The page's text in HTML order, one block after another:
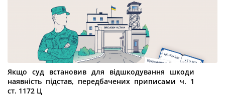
Якщо суд встановив для відшкодування шкоди
наявність підстав, передбачених приписами ч. 1
ст. 1172 Ц